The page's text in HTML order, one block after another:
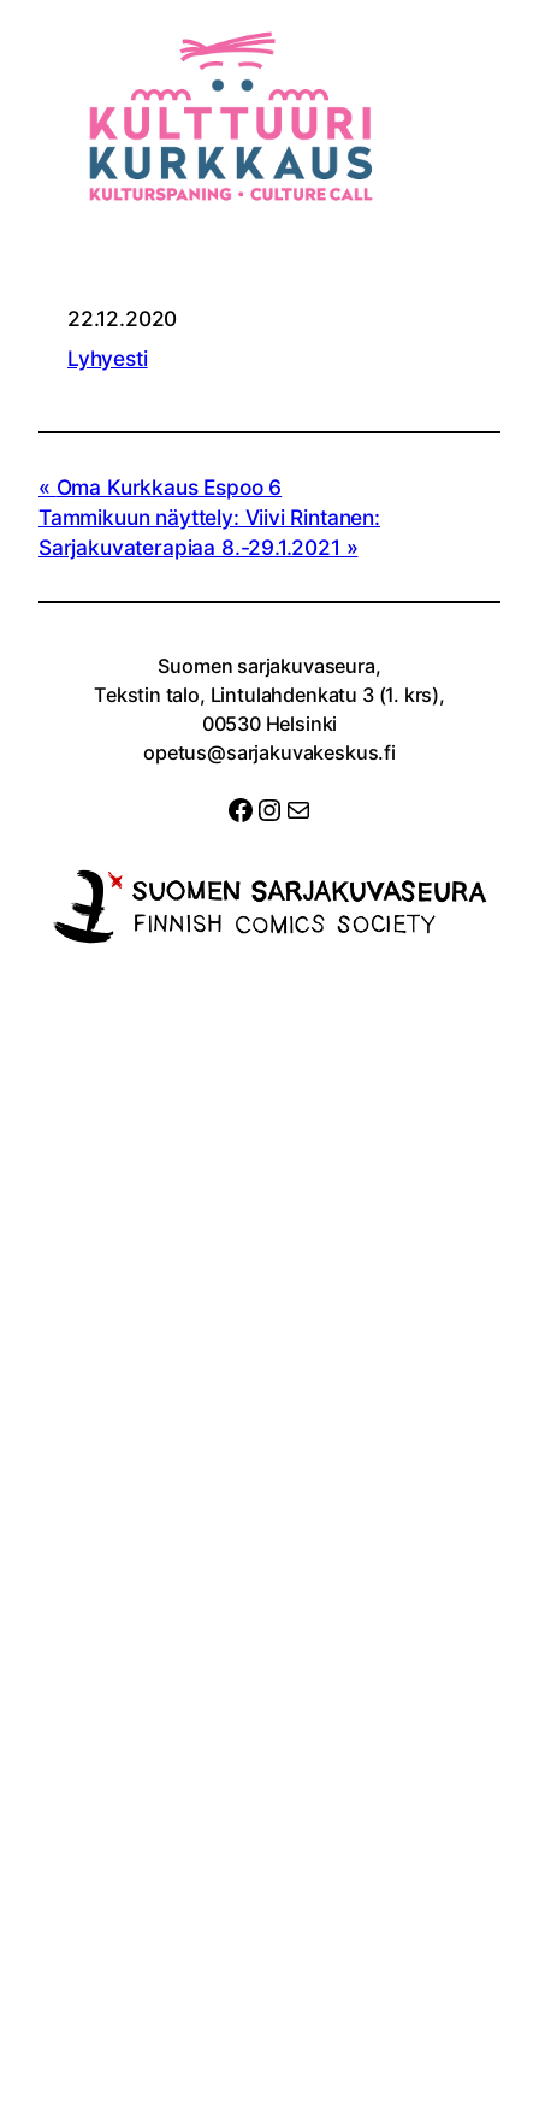
22.12.2020
Lyhyesti
Oma Kurkkaus Espoo 6
Tammikuun näyttely: Viivi Rintanen:
Sarjakuvaterapiaa 8.-29.1.2021
Suomen sarjakuvaseura,
Tekstin talo, Lintulahdenkatu 3 (1. krs),
00530 Helsinki
opetus@sarjakuvakeskus.fi
Facebook
Instagram
Sähköposti